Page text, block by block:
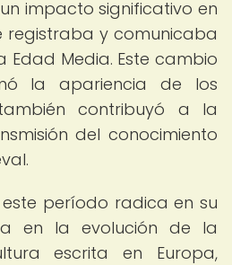
impacto significativo en
registraba y comunicaba
Edad Media. Este cambio
la apariencia de los
contribuyó a la
del conocimiento
período radica en su
en la evolución de la
escrita en Europa,